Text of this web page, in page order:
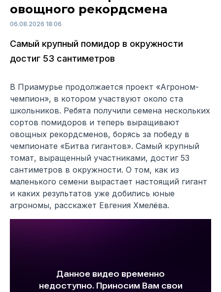
овощного рекордсмена
06.08.2026 18:06
Самый крупный помидор в окружности
достиг 53 сантиметров
В Приамурье продолжается проект «Агроном-
чемпион», в котором участвуют около ста
школьников. Ребята получили семена нескольких
сортов помидоров и теперь выращивают
овощных рекордсменов, борясь за победу в
чемпионате «Битва гигантов». Самый крупный
томат, выращенный участниками, достиг 53
сантиметров в окружности. О том, как из
маленького семени вырастает настоящий гигант
и каких результатов уже добились юные
агрономы, расскажет Евгения Хмелёва.